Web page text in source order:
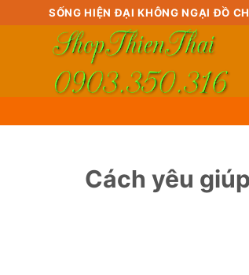
SỐNG HIỆN ĐẠI KHÔNG NGẠI ĐỒ
Cách yêu